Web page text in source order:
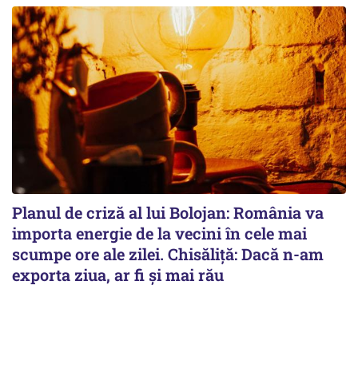
Planul de criză al lui Bolojan: România va
importa energie de la vecini în cele mai
scumpe ore ale zilei. Chisăliță: Dacă n-am
exporta ziua, ar fi și mai rău